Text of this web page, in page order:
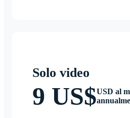
Solo video
9 US$USD al